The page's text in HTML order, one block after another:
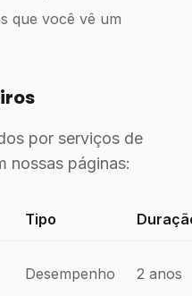
que você vê um
por serviços de
nossas páginas:
Tipo
Desempenho 2 anos